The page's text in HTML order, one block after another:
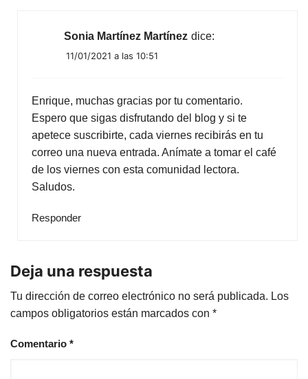
Sonia Martínez Martínez dice:
11/01/2021 a las 10:51
Enrique, muchas gracias por tu comentario.
Espero que sigas disfrutando del blog y si te
apetece suscribirte, cada viernes recibirás en tu
correo una nueva entrada. Anímate a tomar el café
de los viernes con esta comunidad lectora.
Saludos.
Responder
Deja una respuesta
Tu dirección de correo electrónico no será publicada. Los
campos obligatorios están marcados con *
Comentario *